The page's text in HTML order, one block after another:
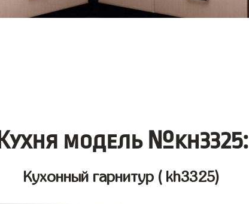
Кухня модель №kh3325:
Кухонный гарнитур ( kh3325)